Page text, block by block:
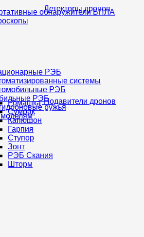
Детекторы дронов
обнаружители БПЛА
Подавители дронов
РЭБ
системы
РЭБ
РЭБ
ружья
Ромашка
Сумрак
Капюшон
Гарпия
Ступор
Зонт
РЭБ Скания
Шторм